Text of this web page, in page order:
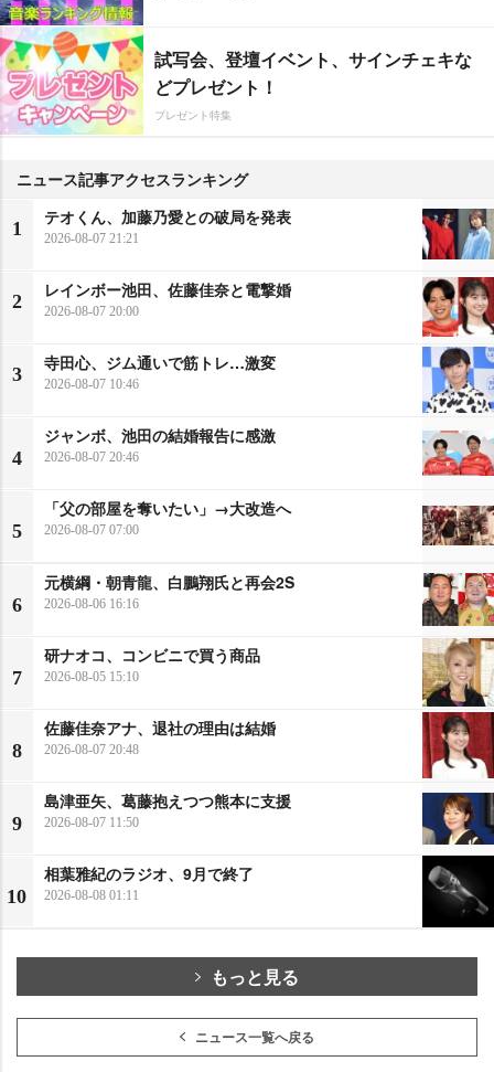
試写会、登壇イベント、サインチェキな
どプレゼント！
プレゼント特集
ニュース記事アクセスランキング
1
テオくん、加藤乃愛との破局を発表
2026-08-07 21:21
2
レインボー池田、佐藤佳奈と電撃婚
2026-08-07 20:00
3
寺田心、ジム通いで筋トレ…激変
2026-08-07 10:46
4
ジャンボ、池田の結婚報告に感激
2026-08-07 20:46
5
「父の部屋を奪いたい」→大改造へ
2026-08-07 07:00
6
元横綱・朝青龍、白鵬翔氏と再会2S
2026-08-06 16:16
7
研ナオコ、コンビニで買う商品
2026-08-05 15:10
8
佐藤佳奈アナ、退社の理由は結婚
2026-08-07 20:48
9
島津亜矢、葛藤抱えつつ熊本に支援
2026-08-07 11:50
10
相葉雅紀のラジオ、9月で終了
2026-08-08 01:11
もっと見る
ニュース一覧へ戻る